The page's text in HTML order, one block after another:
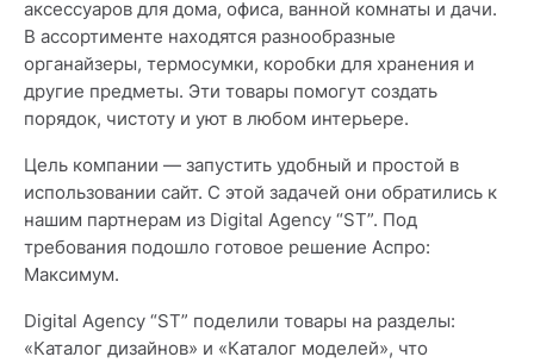
аксессуаров для дома, офиса, ванной комнаты и дачи.
В ассортименте находятся разнообразные
органайзеры, термосумки, коробки для хранения и
другие предметы. Эти товары помогут создать
порядок, чистоту и уют в любом интерьере.
Цель компании — запустить удобный и простой в
использовании сайт. С этой задачей они обратились к
нашим партнерам из Digital Agency “ST”. Под
требования подошло готовое решение Аспро:
Максимум.
Digital Agency “ST” поделили товары на разделы:
«Каталог дизайнов» и «Каталог моделей», что